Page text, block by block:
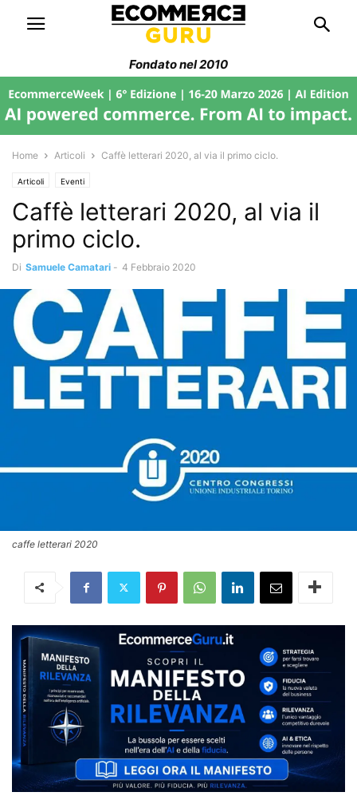
Fondato nel 2010
Home Articoli Caffè letterari 2020, al via il primo ciclo.
Articoli Eventi
Caffè letterari 2020, al via il
primo ciclo.
Di Samuele Camatari - 4 Febbraio 2020
caffe letterari 2020